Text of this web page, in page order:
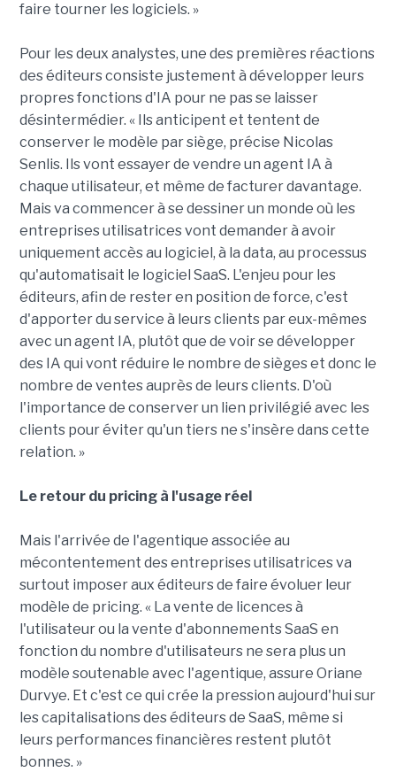
faire tourner les logiciels. »
Pour les deux analystes, une des premières réactions
des éditeurs consiste justement à développer leurs
propres fonctions d'IA pour ne pas se laisser
désintermédier. « Ils anticipent et tentent de
conserver le modèle par siège, précise Nicolas
Senlis. Ils vont essayer de vendre un agent IA à
chaque utilisateur, et même de facturer davantage.
Mais va commencer à se dessiner un monde où les
entreprises utilisatrices vont demander à avoir
uniquement accès au logiciel, à la data, au processus
qu'automatisait le logiciel SaaS. L'enjeu pour les
éditeurs, afin de rester en position de force, c'est
d'apporter du service à leurs clients par eux-mêmes
avec un agent IA, plutôt que de voir se développer
des IA qui vont réduire le nombre de sièges et donc le
nombre de ventes auprès de leurs clients. D'où
l'importance de conserver un lien privilégié avec les
clients pour éviter qu'un tiers ne s'insère dans cette
relation. »
Le retour du pricing à l'usage réel
Mais l'arrivée de l'agentique associée au
mécontentement des entreprises utilisatrices va
surtout imposer aux éditeurs de faire évoluer leur
modèle de pricing. « La vente de licences à
l'utilisateur ou la vente d'abonnements SaaS en
fonction du nombre d'utilisateurs ne sera plus un
modèle soutenable avec l'agentique, assure Oriane
Durvye. Et c'est ce qui crée la pression aujourd'hui sur
les capitalisations des éditeurs de SaaS, même si
leurs performances financières restent plutôt
bonnes. »